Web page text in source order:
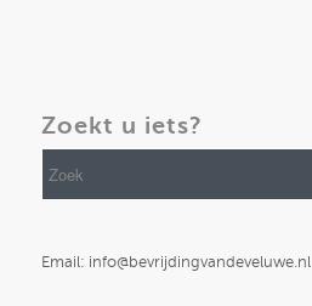
Zoekt u iets?
Email: info@bevrijdingvandeveluwe.nl